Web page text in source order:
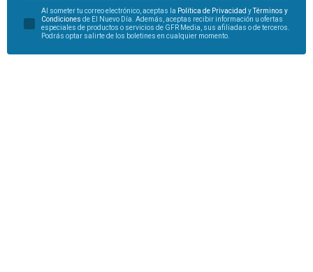
Al someter tu correo electrónico, aceptas la Política de Privacidad y
Términos y
Condiciones de El Nuevo Día. Además, aceptas recibir información u ofertas
especiales de productos o servicios de GFR Media, sus afiliadas o de terceros.
Podrás optar salirte de los boletines en cualquier momento.